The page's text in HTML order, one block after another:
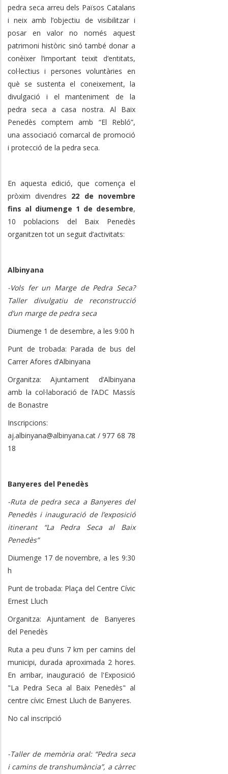
pedra seca arreu dels Països Catalans
i neix amb l’objectiu de visibilitzar i
posar en valor no només aquest
patrimoni històric sinó també donar a
conèixer l’important teixit d’entitats,
col·lectius i persones voluntàries en
què se sustenta el coneixement, la
divulgació i el manteniment de la
pedra seca a casa nostra. Al Baix
Penedès comptem amb “El Rebló”,
una associació comarcal de promoció
i protecció de la pedra seca.
En aquesta edició, que comença el
pròxim divendres 22 de novembre
fins al diumenge 1 de desembre,
10 poblacions del Baix Penedès
organitzen tot un seguit d’activitats:
Albinyana
-Vols fer un Marge de Pedra Seca?
Taller divulgatiu de reconstrucció
d’un marge de pedra seca
Diumenge 1 de desembre, a les 9:00 h
Punt de trobada: Parada de bus del
Carrer Afores d’Albinyana
Organitza: Ajuntament d’Albinyana
amb la col·laboració de l’ADC Massís
de Bonastre
Inscripcions:
aj.albinyana@albinyana.cat / 977 68 78
18
Banyeres del Penedès
-Ruta de pedra seca a Banyeres del
Penedès i inauguració de l’exposició
itinerant “La Pedra Seca al Baix
Penedès”
Diumenge 17 de novembre, a les 9:30
h
Punt de trobada: Plaça del Centre Cívic
Ernest Lluch
Organitza: Ajuntament de Banyeres
del Penedès
Ruta a peu d'uns 7 km per camins del
municipi, durada aproximada 2 hores.
En arribar, inauguració de l'Exposició
"La Pedra Seca al Baix Penedès" al
centre cívic Ernest Lluch de Banyeres.
No cal inscripció
-Taller de memòria oral: “Pedra seca
i camins de transhumància”, a càrrec